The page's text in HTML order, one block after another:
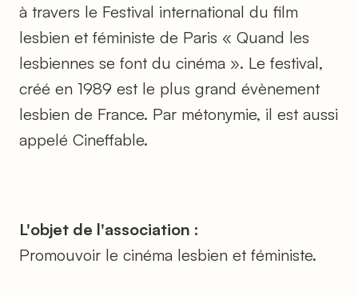
à travers le Festival international du film
lesbien et féministe de Paris « Quand les
lesbiennes se font du cinéma ». Le festival,
créé en 1989 est le plus grand évènement
lesbien de France. Par métonymie, il est aussi
appelé Cineffable.
L'objet de l'association :
Promouvoir le cinéma lesbien et féministe.